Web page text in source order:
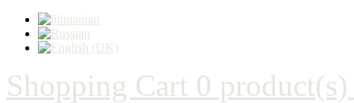
Shopping Cart 0